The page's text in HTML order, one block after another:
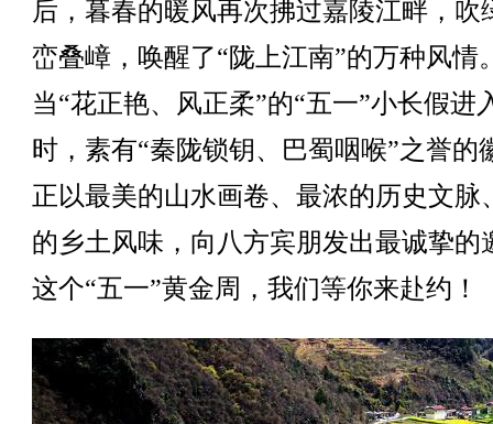
后，暮春的暖风再次拂过嘉陵江畔，吹
峦叠嶂，唤醒了“陇上江南”的万种风情
当“花正艳、风正柔”的“五一”小长假进
时，素有“秦陇锁钥、巴蜀咽喉”之誉的
正以最美的山水画卷、最浓的历史文脉
的乡土风味，向八方宾朋发出最诚挚的
这个“五一”黄金周，我们等你来赴约！